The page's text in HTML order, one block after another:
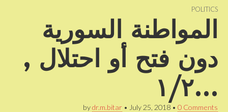
syriano POLITICS
المواطنة السورية
دون فتح أو احتلال ,
…١/٢
bydr.m.bitar • July 25, 2018 • 0 Comments